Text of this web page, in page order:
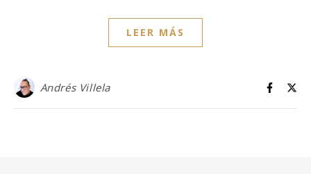
LEER MÁS
Andrés Villela